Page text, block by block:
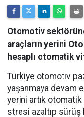
Otomotiv
araçların yerini
hesaplı otomatik
Türkiye otomotiv
yaşanmaya devam
yerini artık
stresi azaltıp